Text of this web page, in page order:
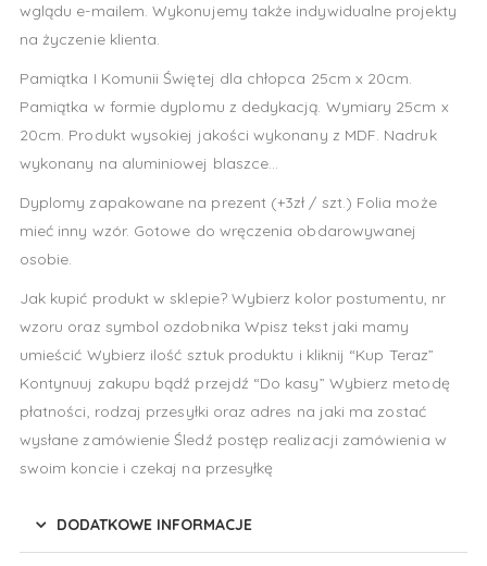
wglądu e-mailem. Wykonujemy także indywidualne projekty
na życzenie klienta.
Pamiątka I Komunii Świętej dla chłopca 25cm x 20cm.
Pamiątka w formie dyplomu z dedykacją. Wymiary 25cm x
20cm. Produkt wysokiej jakości wykonany z MDF. Nadruk
wykonany na aluminiowej blaszce…
Dyplomy zapakowane na prezent (+3zł / szt.) Folia może
mieć inny wzór. Gotowe do wręczenia obdarowywanej
osobie.
Jak kupić produkt w sklepie? Wybierz kolor postumentu, nr
wzoru oraz symbol ozdobnika Wpisz tekst jaki mamy
umieścić Wybierz ilość sztuk produktu i kliknij “Kup Teraz”
Kontynuuj zakupu bądź przejdź “Do kasy” Wybierz metodę
płatności, rodzaj przesyłki oraz adres na jaki ma zostać
wysłane zamówienie Śledź postęp realizacji zamówienia w
swoim koncie i czekaj na przesyłkę
DODATKOWE INFORMACJE